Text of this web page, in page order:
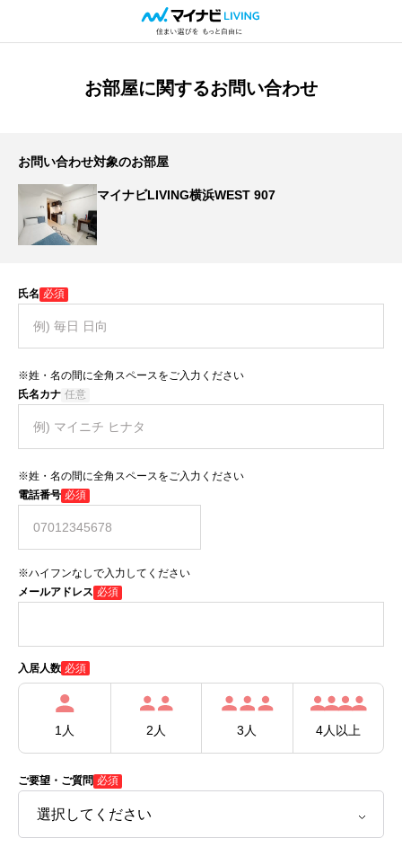
お部屋に関するお問い合わせ
お問い合わせ対象のお部屋
マイナビLIVING横浜WEST 907
氏名 必須
※姓・名の間に全角スペースをご入力ください
氏名カナ 任意
※姓・名の間に全角スペースをご入力ください
電話番号 必須
※ハイフンなしで入力してください
メールアドレス 必須
入居人数 必須
1人 2人 3人 4人以上
ご要望・ご質問 必須